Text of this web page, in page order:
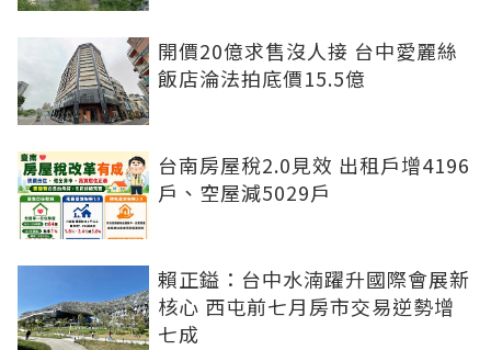
開價20億求售沒人接 台中愛麗絲
飯店淪法拍底價15.5億
台南房屋稅2.0見效 出租戶增4196
戶、空屋減5029戶
賴正鎰：台中水湳躍升國際會展新
核心 西屯前七月房市交易逆勢增
七成